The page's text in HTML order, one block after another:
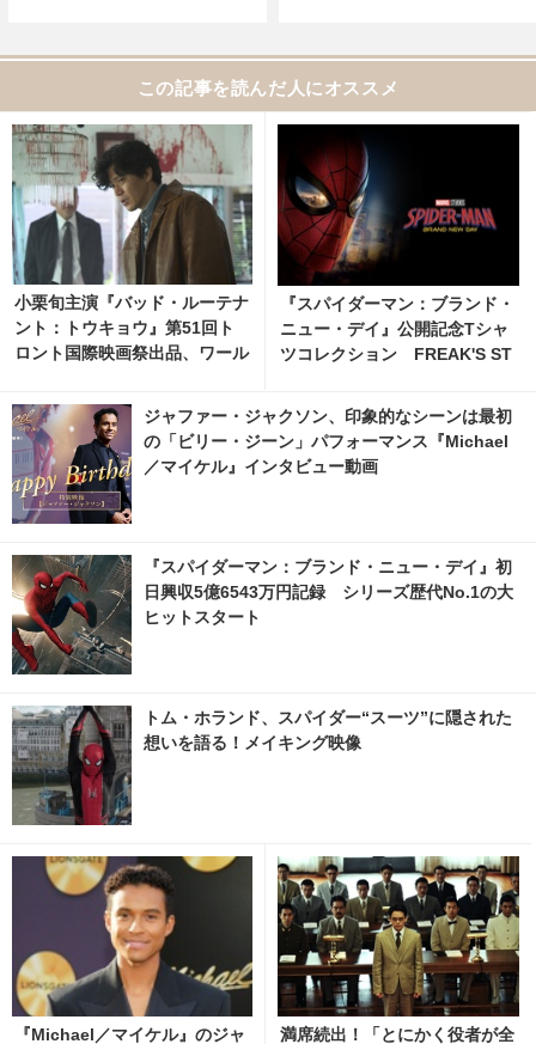
この記事を読んだ人にオススメ
小栗旬主演『バッド・ルーテナ
ント：トウキョウ』第51回ト
ロント国際映画祭出品、ワール
『スパイダーマン：ブランド・
ニュー・デイ』公開記念Tシャ
ツコレクション FREAK'S ST
ジャファー・ジャクソン、印象的なシーンは最初
の「ビリー・ジーン」パフォーマンス『Michael
／マイケル』インタビュー動画
『スパイダーマン：ブランド・ニュー・デイ』初
日興収5億6543万円記録 シリーズ歴代No.1の大
ヒットスタート
トム・ホランド、スパイダー“スーツ”に隠された
想いを語る！メイキング映像
『Michael／マイケル』のジャ 満席続出！「とにかく役者が全